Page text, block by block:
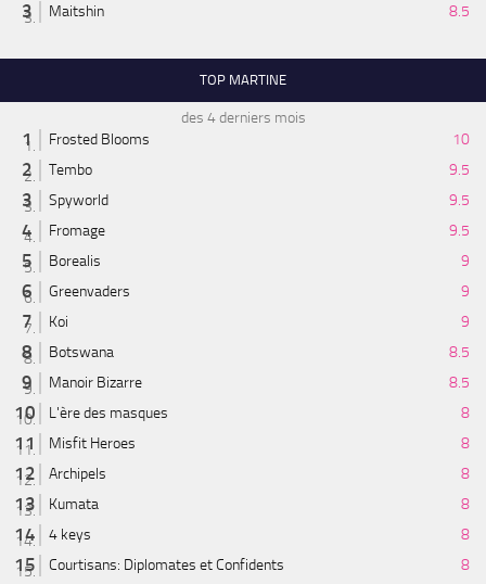
Maitshin
8.5
TOP MARTINE
des 4 derniers mois
Frosted Blooms
10
Tembo
9.5
Spyworld
9.5
Fromage
9.5
Borealis
9
Greenvaders
9
Koi
9
Botswana
8.5
Manoir Bizarre
8.5
L'ère des masques
8
Misfit Heroes
8
Archipels
8
Kumata
8
4 keys
8
Courtisans: Diplomates et Confidents
8